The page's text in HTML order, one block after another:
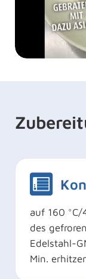
auf 160
des
Edelstahl-
Min.